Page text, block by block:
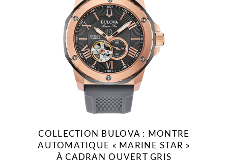
COLLECTION BULOVA : MONTRE
AUTOMATIQUE « MARINE STAR »
À CADRAN OUVERT GRIS